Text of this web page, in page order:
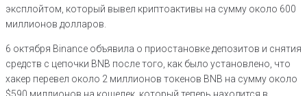
эксплойтом, который вывел криптоактивы на сумму около 600
миллионов долларов.
6 октября Binance объявила о приостановке депозитов и снятия
средств с цепочки BNB после того, как было установлено, что
хакер перевел около 2 миллионов токенов BNB на сумму около